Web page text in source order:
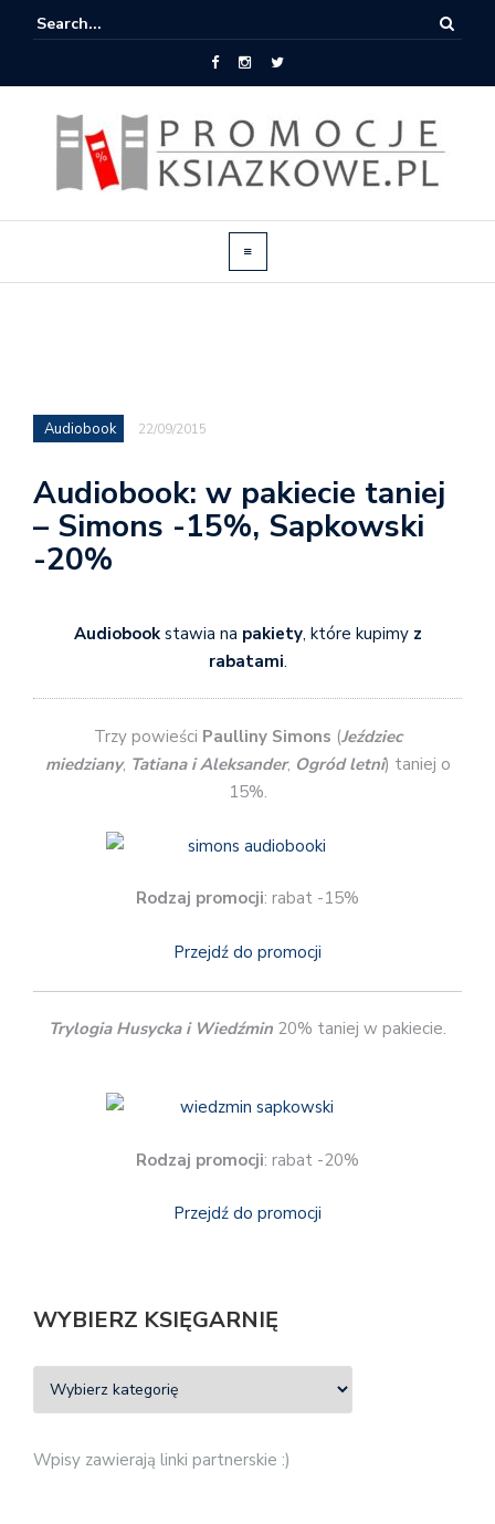
Audiobook 22/09/2015
Audiobook: w pakiecie taniej
– Simons -15%, Sapkowski
-20%
Audiobookstawia na pakiety, które kupimyz
rabatami.
Trzy powieści Paulliny Simons (Jeździec
miedziany, Tatiana i Aleksander, Ogród letni) taniej o
15%.
Rodzaj promocji: rabat -15%
Przejdź do promocji
Trylogia Husycka i Wiedźmin 20% taniej w pakiecie.
Rodzaj promocji: rabat -20%
Przejdź do promocji
WYBIERZ KSIĘGARNIĘ
Wpisy zawierają linki partnerskie :)